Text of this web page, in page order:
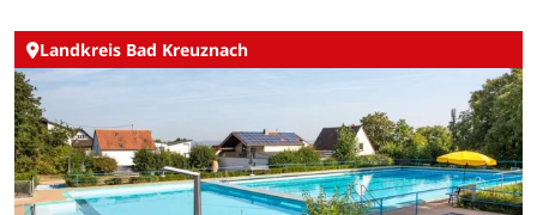
Landkreis Bad Kreuznach